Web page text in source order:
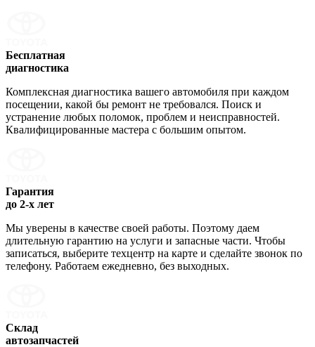
Бесплатная
диагностика
Комплексная диагностика вашего автомобиля при каждом
посещении, какой бы ремонт не требовался. Поиск и
устранение любых поломок, проблем и неисправностей.
Квалифицированные мастера с большим опытом.
Гарантия
до 2-х лет
Мы уверены в качестве своей работы. Поэтому даем
длительную гарантию на услуги и запасные части. Чтобы
записаться, выберите техцентр на карте и сделайте звонок по
телефону. Работаем ежедневно, без выходных.
Склад
автозапчастей